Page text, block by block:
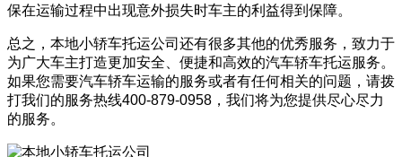
保在运输过程中出现意外损失时车主的利益得到保障。
总之，本地小轿车托运公司还有很多其他的优秀服务，致力于
为广大车主打造更加安全、便捷和高效的汽车轿车托运服务。
如果您需要汽车轿车运输的服务或者有任何相关的问题，请拨
打我们的服务热线400-879-0958，我们将为您提供尽心尽力
的服务。